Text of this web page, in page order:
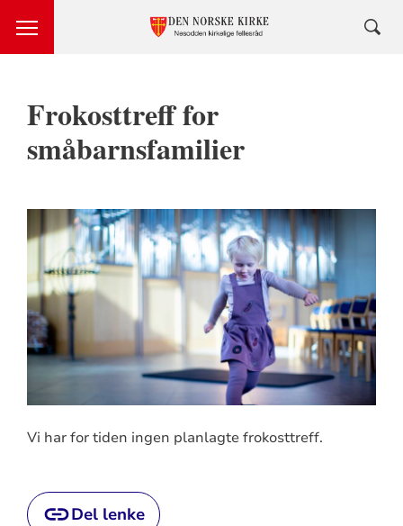
Frokosttreff for
småbarnsfamilier
Vi har for tiden ingen planlagte frokosttreff.
Del lenke